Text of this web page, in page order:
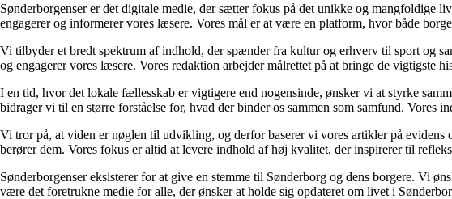
Sønderborgenser er det digitale medie, der sætter fokus på det unikke og mangfoldige
engagerer og informerer vores læsere. Vores mål er at være en platform, hvor både
Vi tilbyder et bredt spektrum af indhold, der spænder fra kultur og erhverv til sport og
og engagerer vores læsere. Vores redaktion arbejder målrettet på at bringe de vigtigste
I en tid, hvor det lokale fællesskab er vigtigere end nogensinde, ønsker vi at styrke
bidrager vi til en større forståelse for, hvad der binder os sammen som samfund.
Vi tror på, at viden er nøglen til udvikling, og derfor baserer vi vores artikler på evidens
berører dem. Vores fokus er altid at levere indhold af høj kvalitet, der inspirerer til
Sønderborgenser eksisterer for at give en stemme til Sønderborg og dens borgere. Vi
være det foretrukne medie for alle, der ønsker at holde sig opdateret om livet i